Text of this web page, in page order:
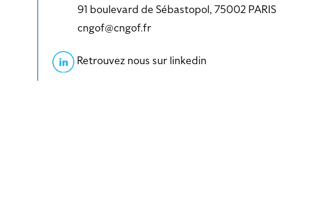
91 boulevard de Sébastopol, 75002 PARIS
cngof@cngof.fr
Retrouvez nous sur linkedin